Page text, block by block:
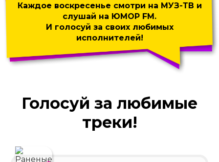
Каждое воскресенье смотри на МУЗ-ТВ и
слушай на ЮМОР FM.
И голосуй за своих любимых
исполнителей!
Голосуй за любимые
треки!